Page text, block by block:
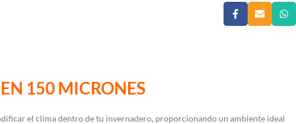
150 MICRONES
el clima dentro de tu invernadero, proporcionando un ambiente ideal